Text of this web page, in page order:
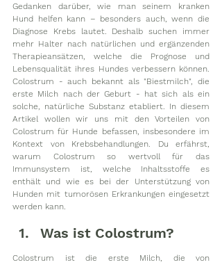
Gedanken darüber, wie man seinem kranken
Hund helfen kann – besonders auch, wenn die
Diagnose Krebs lautet. Deshalb suchen immer
mehr Halter nach natürlichen und ergänzenden
Therapieansätzen, welche die Prognose und
Lebensqualität ihres Hundes verbessern können.
Colostrum - auch bekannt als "Biestmilch", die
erste Milch nach der Geburt - hat sich als ein
solche, natürliche Substanz etabliert. In diesem
Artikel wollen wir uns mit den Vorteilen von
Colostrum für Hunde befassen, insbesondere im
Kontext von Krebsbehandlungen. Du erfährst,
warum Colostrum so wertvoll für das
Immunsystem ist, welche Inhaltsstoffe es
enthält und wie es bei der Unterstützung von
Hunden mit tumorösen Erkrankungen eingesetzt
werden kann.
Was ist Colostrum?
Colostrum ist die erste Milch, die von